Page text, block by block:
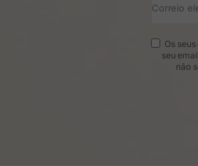
Correio
Os
seu
não